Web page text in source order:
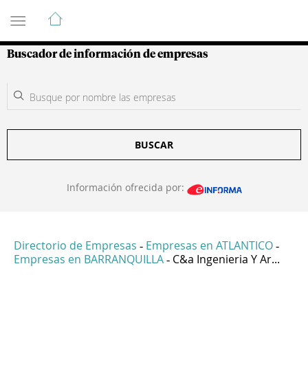
Guía de Empresas Colombianas
Buscador de información de empresas
BUSCAR
Información ofrecida por:
Directorio de Empresas - Empresas en ATLANTICO -
Empresas en BARRANQUILLA - C&a Ingenieria Y Ar...